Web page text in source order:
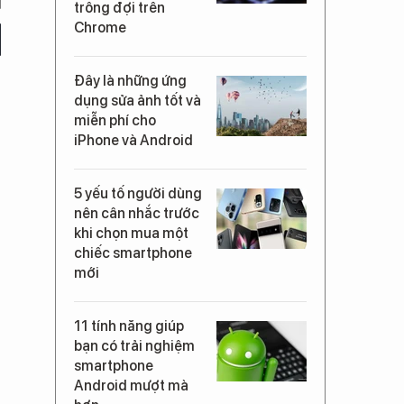
trông đợi trên
Chrome
Đây là những ứng
dụng sửa ảnh tốt và
miễn phí cho
iPhone và Android
5 yếu tố người dùng
nên cân nhắc trước
khi chọn mua một
chiếc smartphone
mới
11 tính năng giúp
bạn có trải nghiệm
smartphone
Android mượt mà